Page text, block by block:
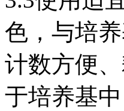
色，与培
计数方便
于培养基